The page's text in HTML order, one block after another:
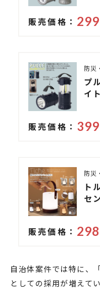
販売価格： 299
防災
プ
イト
販売価格： 399
防災
ト
セ
販売価格： 298
自治体案件では特に、
としての採用が増えてい